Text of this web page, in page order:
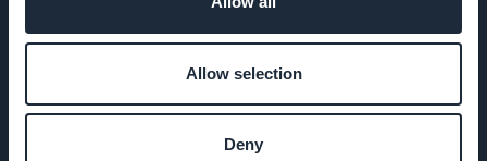
Allow selection
Deny
TUOTE
Verkkokauppasovellus